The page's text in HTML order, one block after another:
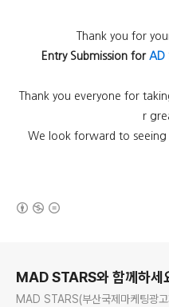
Thank you for
Entry Submission for AD
Thank you everyone for
r
We look forward to seeing
MAD STARS와 함께하세
MAD STARS(부산국제마케팅광